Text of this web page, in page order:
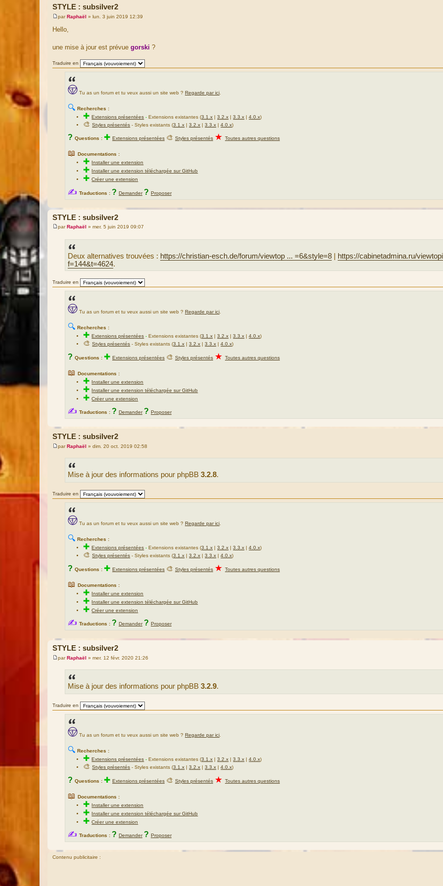
STYLE : subsilver2
M
e
s
g
parRaphaël » lun. 3 juin 2019 12:39
Hello,
une mise à jour est prévue gorski ?
Traduire en
Tu as un forum et tu veux aussi un site web ? Regarde par ici
🔍 Recherches :
✚Extensions présentées -Extensions existantes (3.1.x |3.2.x |3.3.x |4.0.x)
🎨Styles présentés - Styles existants (3.1.x |3.2.x |3.3.x |4.0.x)
? Questions : ✚ Extensions présentées 🎨 Styles présentés ★ Toutes autres questions
📖 Documentations :
✚ Installer une extension
✚ Installer une extension téléchargée sur GitHub
✚Créer une extension
✍ Traductions : ? Demander ? Proposer
STYLE : subsilver2
par Raphaël » mer. 5 juin 2019 09:07
Deux alternatives trouvées : https://christian-esch.de/forum/viewtop ... =6&style=8
https://cabinetadmina.ru/
f=144&t=4624.
Traduire en
Tu as un forum et tu veux aussi un site web ? Regarde par ici
🔍 Recherches :
✚Extensions présentées -Extensions existantes (3.1.x |3.2.x |3.3.x |4.0.x)
🎨Styles présentés - Styles existants (3.1.x |3.2.x |3.3.x |4.0.x)
? Questions : ✚ Extensions présentées 🎨 Styles présentés ★ Toutes autres questions
📖 Documentations :
✚ Installer une extension
✚ Installer une extension téléchargée sur GitHub
✚Créer une extension
✍ Traductions : ? Demander ? Proposer
STYLE : subsilver2
M
parRaphaël » dim. 20 oct. 2019 02:58
Mise à jour des informations pour phpBB 3.2.8.
Traduire en
Tu as un forum et tu veux aussi un site web ? Regarde par ici
🔍 Recherches :
✚Extensions présentées -Extensions existantes (3.1.x |3.2.x |3.3.x |4.0.x)
🎨Styles présentés - Styles existants (3.1.x |3.2.x |3.3.x |4.0.x)
? Questions : ✚ Extensions présentées 🎨 Styles présentés ★ Toutes autres questions
📖 Documentations :
✚ Installer une extension
✚ Installer une extension téléchargée sur GitHub
✚Créer une extension
✍ Traductions : ? Demander ? Proposer
STYLE : subsilver2
M
parRaphaël » mer. 12 févr. 2020 21:26
Mise à jour des informations pour phpBB 3.2.9.
Traduire en
Tu as un forum et tu veux aussi un site web ? Regarde par ici
🔍 Recherches :
✚Extensions présentées -Extensions existantes (3.1.x |3.2.x |3.3.x |4.0.x)
🎨Styles présentés - Styles existants (3.1.x |3.2.x |3.3.x |4.0.x)
? Questions : ✚ Extensions présentées 🎨 Styles présentés ★ Toutes autres questions
📖 Documentations :
✚ Installer une extension
✚ Installer une extension téléchargée sur GitHub
✚Créer une extension
✍ Traductions : ? Demander ? Proposer
Contenu publicitaire :